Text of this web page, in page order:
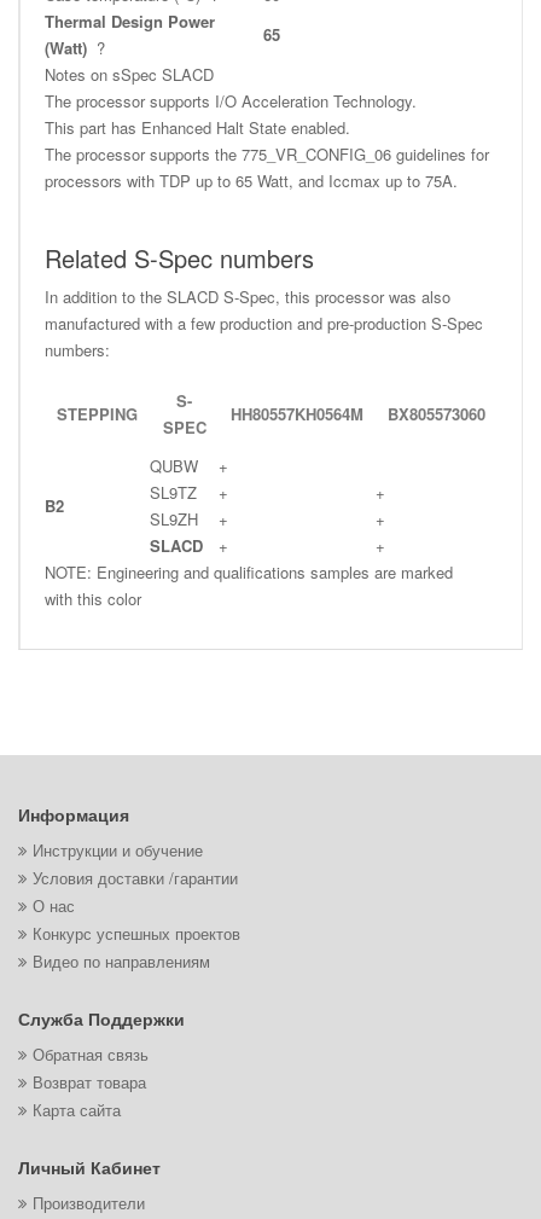
Thermal Design Power
(Watt) ?
65
Notes on sSpec SLACD
The processor supports I/O Acceleration Technology.
This part has Enhanced Halt State enabled.
The processor supports the 775_VR_CONFIG_06 guidelines for
processors with TDP up to 65 Watt, and Iccmax up to 75A.
Related S-Spec numbers
In addition to the SLACD S-Spec, this processor was also
manufactured with a few production and pre-production S-Spec
numbers:
STEPPING
S-
SPEC
HH80557KH0564M BX805573060
B2
QUBW
+
SL9TZ
+
+
SL9ZH
+
+
SLACD
+
+
NOTE: Engineering and qualifications samples are marked
with this color
Информация
Инструкции и обучение
Условия доставки /гарантии
О нас
Конкурс успешных проектов
Видео по направлениям
Служба Поддержки
Обратная связь
Возврат товара
Карта сайта
Личный Кабинет
Производители